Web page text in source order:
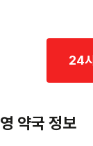
24
약국 정보